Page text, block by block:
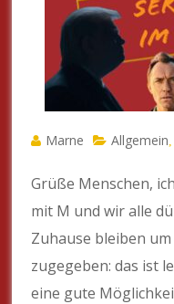
Marne Allgemein
Grüße Menschen,
mit M und wir alle
Zuhause bleiben
zugegeben: das ist
eine gute